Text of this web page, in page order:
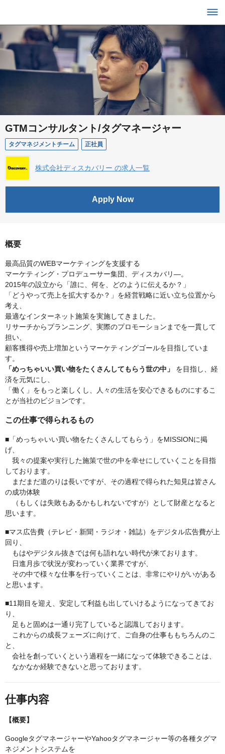
GTMコンサルタント/タグマネージャー
タグマネジメントチーム 正社員
株式会社ディスカバリー の求人一覧
Apply Now
概要
最高品質のWEBマーケティングを支援する
マーケティング・プロデューサー集団、ディスカバリ―。
2015年の設立から「誰に、何を、どのように伝えるか？」
「どうやって売上を拡大するか？」を経営戦略に近い立ち位置から
考え、
最適なインターネット施策を実施してきました。
リサーチからプランニング、実際のプロモーションまでを一貫して
担い、
顧客獲得や売上増加というマーケティングゴールを目指していま
す。
「めっちゃいい買い物をたくさんしてもらう世の中」
を目指し、経
済を元気にし、
「働く」をもっと楽しくし、人々の生活を安心できるものにするこ
とが当社のビジョンです。
この仕事で得られるもの
■「めっちゃいい買い物をたくさんしてもらう」をMISSIONに掲
げ、
我々の提案や実行した施策で世の中を幸せにしていくことを目指
しております。
まだまだ道のりは長いですが、その過程で得られた知見は皆さん
の成功体験
（もしくは失敗もあるかもしれないですが）として財産となると
思います。
■マス広告費（テレビ・新聞・ラジオ・雑誌）をデジタル広告費が上
回り、
もはやデジタル抜きでは何も語れない時代が来ております。
日進月歩で状況が変わっていく業界ですが、
その中で様々な仕事を行っていくことは、非常にやりがいがある
と思います。
■11期目を迎え、安定して利益も出していけるようになってきてお
り、
足もと固めは一通り完了していると認識しております。
これからの成長フェーズに向けて、ご自身の仕事ももちろんのこ
と、
会社を創っていくという過程を一緒になって体験できることは、
なかなか経験できないと思っております。
仕事内容
【概要】
GoogleタグマネージャーやYahooタグマネージャー等の各種タグマ
ネジメントシステムを